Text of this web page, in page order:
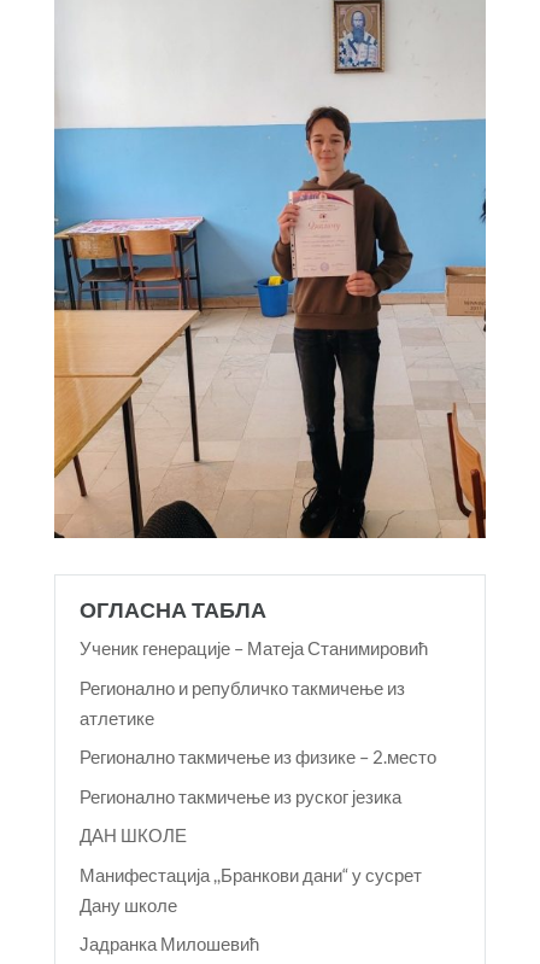
ОГЛАСНА ТАБЛА
Ученик генерације – Матеја Станимировић
Регионално и републичко такмичење из
атлетике
Регионално такмичење из физике – 2.место
Регионално такмичење из руског језика
ДАН ШКОЛЕ
Манифестација ,,Бранкови дани“ у сусрет
Дану школе
Јадранка Милошевић